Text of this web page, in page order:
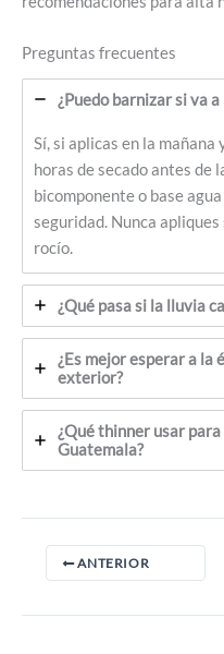
Preguntas frecuentes
¿Puedo barnizar si va
Sí, si aplicas en la
horas de secado antes de
bicomponente o base
seguridad. Nunca
rocío.
¿Qué pasa si la lluvia
¿Es mejor esperar a la
exterior?
¿Qué thinner usar
Guatemala?
ANTERIOR